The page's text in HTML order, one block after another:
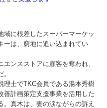
に根差したスーパーマーケッ
ーは、窮地に追い込まれてい
ンスストアに顧客を奪われ、
士でTKC会員である湯本秀樹
善計画策定支援事業を活用した
真木は、妻の涙ながらの訴え